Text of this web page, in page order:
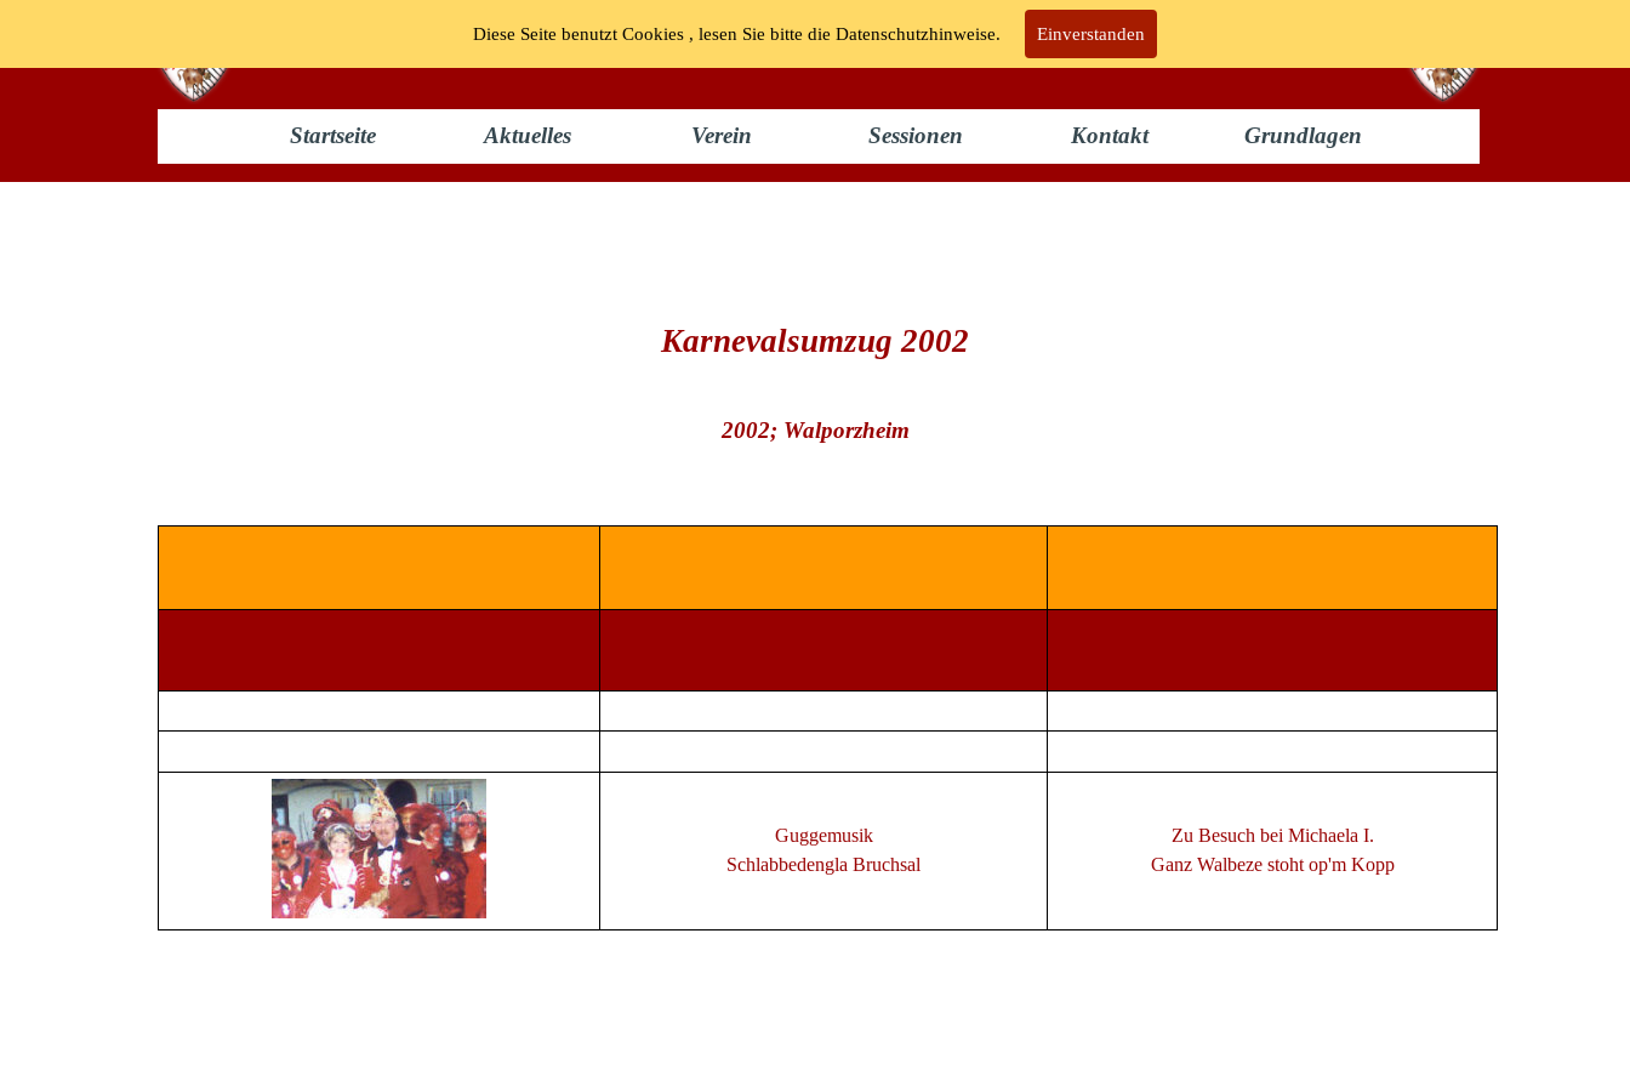
Diese Seite benutzt Cookies , lesen Sie bitte die Datenschutzhinweise. Einverstanden
Startseite Aktuelles Verein Sessionen Kontakt Grundlagen
KG "Bunte Kuh" Walporzheim e.V.
Karnevalsumzug 2002
2002; Walporzheim
Guggemusik
Schlabbedengla Bruchsal
Zu Besuch bei Michaela I.
Ganz Walbeze stoht op'm Kopp